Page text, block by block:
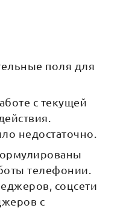
поля для
с текущей
недостаточно.
телефонии.
соцсети
с